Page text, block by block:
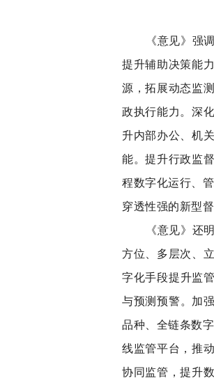
《意见》强
提升辅助决策能
源，拓展动态监
政执行能力。深
升内部办公、机
能。提升行政监
程数字化运行、
穿透性强的新型
《意见》还
方位、多层次、
字化手段提升监
与预测预警。加
品种、全链条数
线监管平台，推
协同监管，提升